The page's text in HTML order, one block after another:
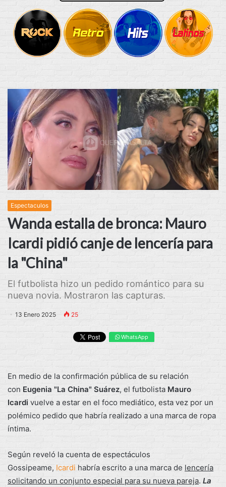
Espectaculos
Wanda estalla de bronca: Mauro
Icardi pidió canje de lencería para
la "China"
El futbolista hizo un pedido romántico para su
nueva novia. Mostraron las capturas.
13 Enero 2025 25
WhatsApp
En medio de la confirmación pública de su relación
con Eugenia "La China" Suárez, el futbolista Mauro
Icardi vuelve a estar en el foco mediático, esta vez por un
polémico pedido que habría realizado a una marca de ropa
íntima.
Según reveló la cuenta de espectáculos
Gossipeame, Icardi habría escrito a una marca de lencería
solicitando un conjunto especial para su nueva pareja. La